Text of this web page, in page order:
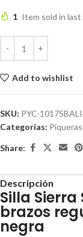
1 Item sold in last
Add to wishlist
SKU: PYC-
Categorías:
Share:
Descripción
Silla
brazos
negra